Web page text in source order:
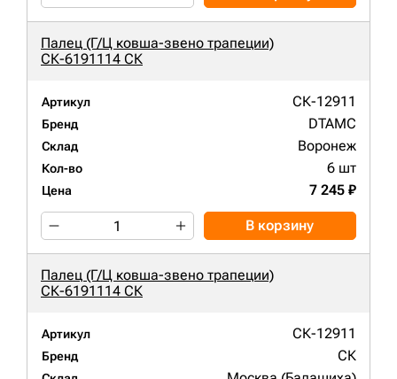
Палец (Г/Ц ковша-звено трапеции)
СК-6191114 СК
Артикул СК-12911
Бренд DTAMC
Склад Воронеж
Кол-во 6 шт
Цена 7 245 ₽
В корзину
Палец (Г/Ц ковша-звено трапеции)
СК-6191114 СК
Артикул СК-12911
Бренд СК